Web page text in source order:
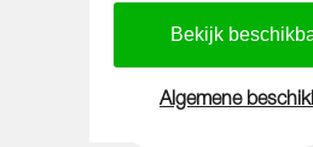
Algemene